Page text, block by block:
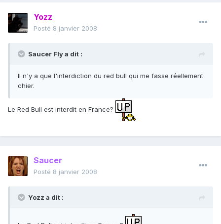
Yozz
Posté 8 janvier 2008
Saucer Fly a dit :
Il n'y a que l'interdiction du red bull qui me fasse réellement
chier.
Le Red Bull est interdit en France?
Saucer
Posté 8 janvier 2008
Yozz a dit :